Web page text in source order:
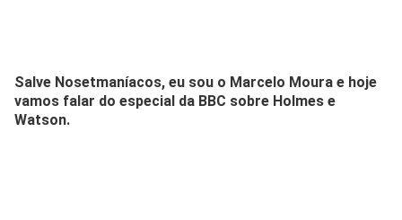
Salve Nosetmaníacos, eu sou o Marcelo Moura e hoje
vamos falar do especial da BBC sobre Holmes e
Watson.